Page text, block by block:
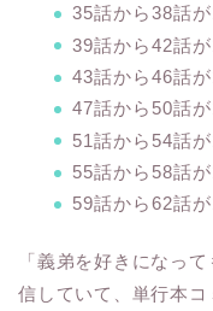
35話から38話
39話から42話
43話から46話
47話から50話
51話から54話
55話から58話
59話から62話
「義弟を好きになっ
信していて、単行本コ